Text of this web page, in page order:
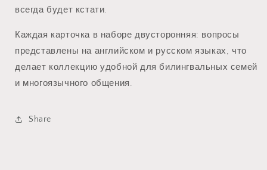
всегда будет кстати.
Каждая карточка в наборе двусторонняя: вопросы
представлены на английском и русском языках, что
делает коллекцию удобной для билингвальных семей
и многоязычного общения.
Share